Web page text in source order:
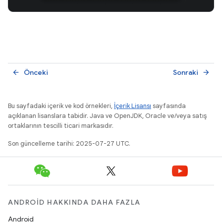
Önceki
arrow_back Sonraki arrow_forward
Bu sayfadaki içerik ve kod örnekleri, İçerik Lisansı sayfasında
açıklanan lisanslara tabidir. Java ve OpenJDK, Oracle ve/veya satış
ortaklarının tescilli ticari markasıdır.
Son güncelleme tarihi: 2025-07-27 UTC.
ANDROID HAKKINDA DAHA FAZLA
Android